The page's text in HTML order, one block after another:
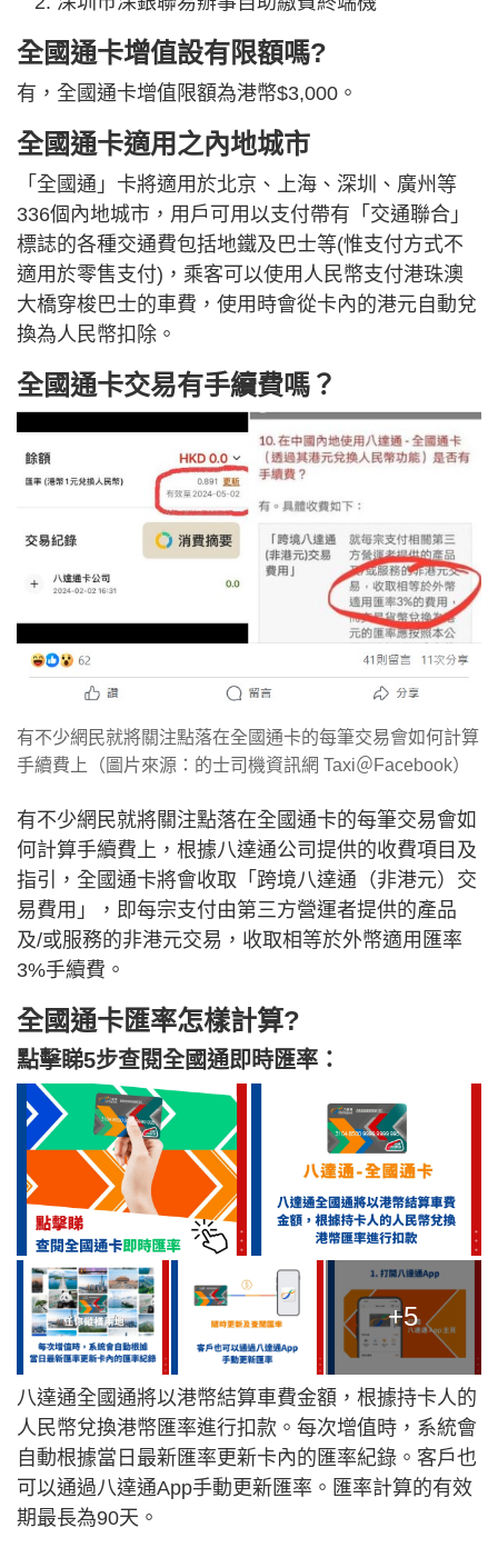
全國通卡增值設有限額嗎?
有，全國通卡增值限額為港幣$3,000。
全國通卡適用之內地城市
「全國通」卡將適用於北京、上海、深圳、廣州等
336個內地城市，用戶可用以支付帶有「交通聯合」
標誌的各種交通費包括地鐵及巴士等(惟支付方式不
適用於零售支付)，乘客可以使用人民幣支付港珠澳
大橋穿梭巴士的車費，使用時會從卡內的港元自動兌
換為人民幣扣除。
全國通卡交易有手續費嗎？
有不少網民就將關注點落在全國通卡的每筆交易會如何計算
手續費上（圖片來源：的士司機資訊網 Taxi＠Facebook）
有不少網民就將關注點落在全國通卡的每筆交易會如
何計算手續費上，根據八達通公司提供的收費項目及
指引，全國通卡將會收取「跨境八達通（非港元）交
易費用」，即每宗支付由第三方營運者提供的產品
及/或服務的非港元交易，收取相等於外幣適用匯率
3%手續費。
全國通卡匯率怎樣計算?
點擊睇5步查閱全國通即時匯率：
+5
八達通全國通將以港幣結算車費金額，根據持卡人的
人民幣兌換港幣匯率進行扣款。每次增值時，系統會
自動根據當日最新匯率更新卡內的匯率紀錄。客戶也
可以通過八達通App手動更新匯率。匯率計算的有效
期最長為90天。